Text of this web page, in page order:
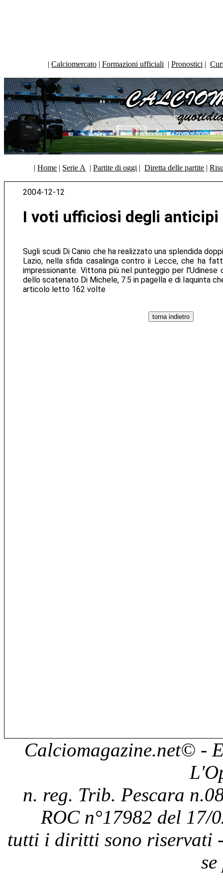
| Calciomercato | Formazioni ufficiali | Pronostici |
|Home | Serie A |Partite di oggi |Diretta delle partite |
2004-12-12
I voti ufficiosi degli anticipi
Sugli scudi Di Canio che ha realizzato una splendida
Lazio, nella sfida casalinga contro ii Lecce, che ha
impressionante. Vittoria più nel punteggio per
dello scatenato Di Michele, 7.5 in pagella e di Iaquinta
articolo letto 162 volte
Calciomagazine.net© -
n. reg. Trib. Pescara
ROC n°17982 del 17/
tutti i diritti sono riservati